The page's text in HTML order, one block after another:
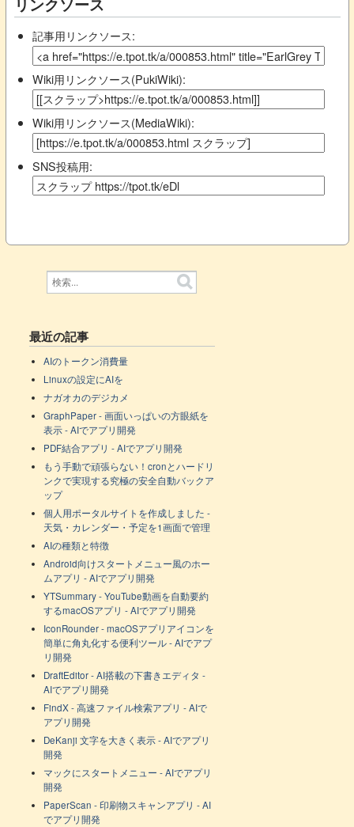
記事用リンクソース:
Wiki用リンクソース(PukiWiki):
Wiki用リンクソース(MediaWiki):
SNS投稿用:
最近の記事
AIのトークン消費量
Linuxの設定にAIを
ナガオカのデジカメ
GraphPaper - 画面いっぱいの方眼紙を
表示 - AIでアプリ開発
PDF結合アプリ - AIでアプリ開発
もう手動で頑張らない！cronとハードリ
ンクで実現する究極の安全自動バックア
ップ
個人用ポータルサイトを作成しました -
天気・カレンダー・予定を1画面で管理
AIの種類と特徴
Android向けスタートメニュー風のホー
ムアプリ - AIでアプリ開発
YTSummary - YouTube動画を自動要約
するmacOSアプリ - AIでアプリ開発
IconRounder - macOSアプリアイコンを
簡単に角丸化する便利ツール - AIでアプ
リ開発
DraftEditor - AI搭載の下書きエディタ -
AIでアプリ開発
FindX - 高速ファイル検索アプリ - AIで
アプリ開発
DeKanji 文字を大きく表示 - AIでアプリ
開発
マックにスタートメニュー - AIでアプリ
開発
PaperScan - 印刷物スキャンアプリ - AI
でアプリ開発